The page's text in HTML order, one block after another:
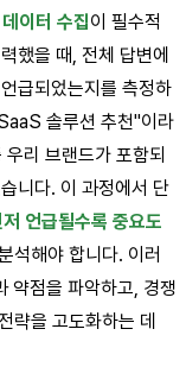
이터 수집이 필수적
했을 때, 전체 답변에
급되었는지를 측정하
솔루션 추천"이라
리 브랜드가 포함되
니다. 이 과정에서 단
언급될수록 중요도
석해야 합니다. 이러
약점을 파악하고, 경쟁
략을 고도화하는 데